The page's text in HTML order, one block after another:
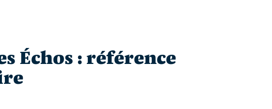
Échos : référence